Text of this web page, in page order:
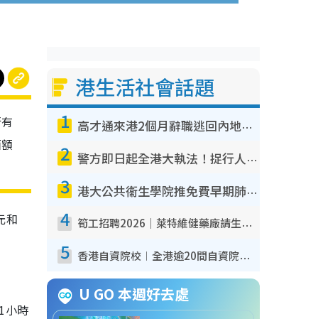
和
1小時
港生活社會話題
1 高才通來港2個月辭職逃回內地！控訴港企3宗罪 歎微管理極窒息
2 警方即日起全港大執法！捉行人亂過馬路+司機不專注駕駛！亂過馬路罰$2000
3 港大公共衞生學院推免費早期肺癌篩查！合資格人士將獲全額資助定期血液化驗／電腦斷層掃描／風險評估
4 筍工招聘2026｜萊特維健藥廠請生產操作員！月薪高達$1.7萬 冷氣廠房/五天工作/保證雙糧
5 香港自資院校︱全港逾20間自資院校課程報名攻略 留位費可退/申請日期/報名連結
U GO 本週好去處